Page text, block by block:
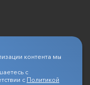
контента мы
с
с Политикой